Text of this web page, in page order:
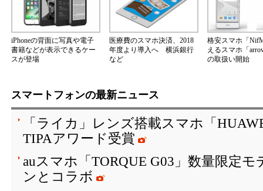
iPhoneの背面に写真や電子
書籍などが表示できるケー
スが登場
医療費のスマホ決済、2018
年度より導入へ 横浜銀行
など
格安スマホ「
えるスマホ「
の取扱い開始
スマートフォンの最新ニュース
「ライカ」レンズ搭載スマホ「
TIPAアワード受賞
auスマホ「TORQUE G03」数量限定
ンとコラボ